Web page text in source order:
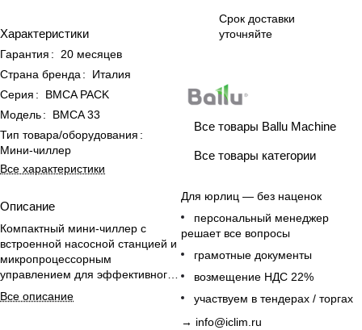
Характеристики
Гарантия :
20 месяцев
Страна бренда :
Италия
Серия :
BMCA PACK
Модель:
BMCA 33
Тип товара/оборудования :
Мини-чиллер
Все характеристики
Описание
Компактный мини-чиллер с
встроенной насосной станцией и
микропроцессорным
управлением для эффективного
охлаждения офисных
помещений.
Все описание
Срок доставки
уточняйте
Все товары Ballu Machine
Все товары категории
Для юрлиц — без наценок
персональный менеджер
решает все вопросы
грамотные документы
возмещение НДС 22%
участвуем в тендерах / торгах
→ info@iclim.ru